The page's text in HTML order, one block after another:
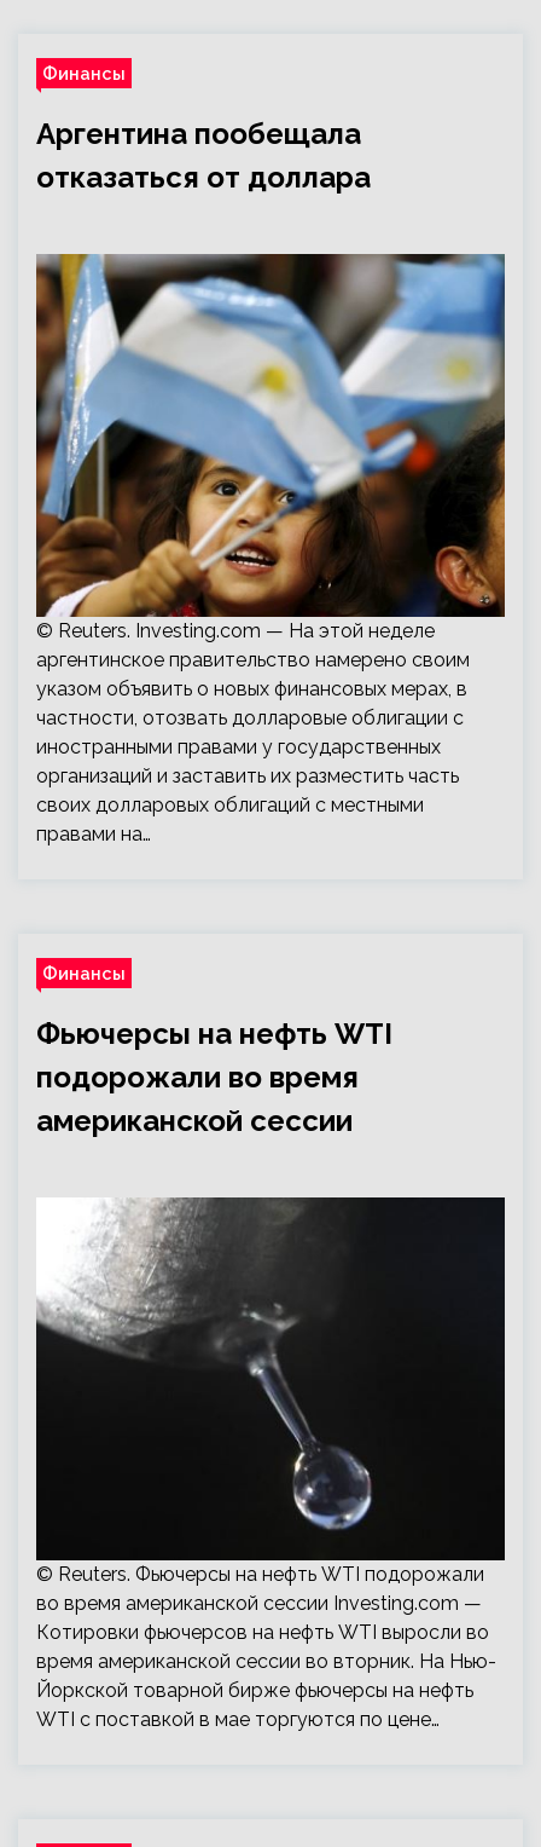
Финансы
Аргентина пообещала
отказаться от доллара
© Reuters. Investing.com — На этой неделе
аргентинское правительство намерено своим
указом объявить о новых финансовых мерах, в
частности, отозвать долларовые облигации с
иностранными правами у государственных
организаций и заставить их разместить часть
своих долларовых облигаций с местными
правами на…
Финансы
Фьючерсы на нефть WTI
подорожали во время
американской сессии
© Reuters. Фьючерсы на нефть WTI подорожали
во время американской сессии Investing.com —
Котировки фьючерсов на нефть WTI выросли во
время американской сессии во вторник. На Нью-
Йоркской товарной бирже фьючерсы на нефть
WTI с поставкой в мае торгуются по цене…